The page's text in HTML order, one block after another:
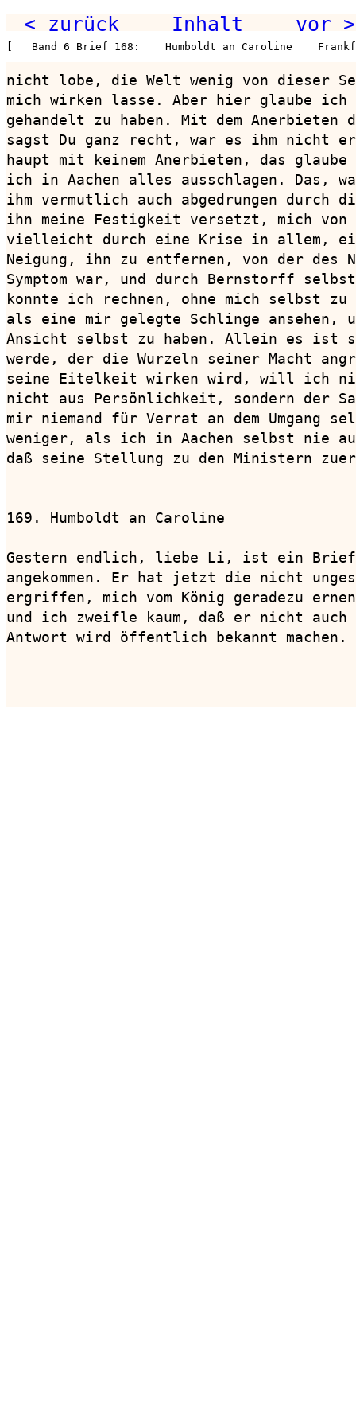
< zurück Inhalt vor >
[   Band 6 Brief 168:    Humboldt an Caroline
nicht lobe, die Welt wenig von dieser
mich wirken lasse. Aber hier glaube
gehandelt zu haben. Mit dem Anerbieten
sagst Du ganz recht, war es ihm nicht
haupt mit keinem Anerbieten, das glaube
ich in Aachen alles ausschlagen. Das,
ihm vermutlich auch abgedrungen durch
ihn meine Festigkeit versetzt, mich
vielleicht durch eine Krise in allem,
Neigung, ihn zu entfernen, von der des
Symptom war, und durch Bernstorff
konnte ich rechnen, ohne mich selbst zu
als eine mir gelegte Schlinge ansehen,
Ansicht selbst zu haben. Allein es ist
werde, der die Wurzeln seiner Macht
seine Eitelkeit wirken wird, will ich
nicht aus Persönlichkeit, sondern der
mir niemand für Verrat an dem Umgang
weniger, als ich in Aachen selbst nie
daß seine Stellung zu den Ministern
169. Humboldt an Caroline
Gestern endlich, liebe Li, ist ein Brief
angekommen. Er hat jetzt die nicht
ergriffen, mich vom König geradezu
und ich zweifle kaum, daß er nicht auch
Antwort wird öffentlich bekannt machen.